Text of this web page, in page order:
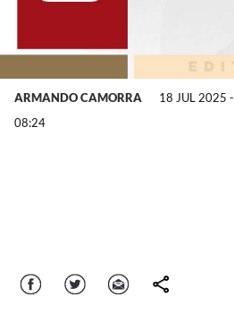
ARMANDO CAMORRA
18 JUL 2025 -
08:24
Facebook Twitter Correo comparte